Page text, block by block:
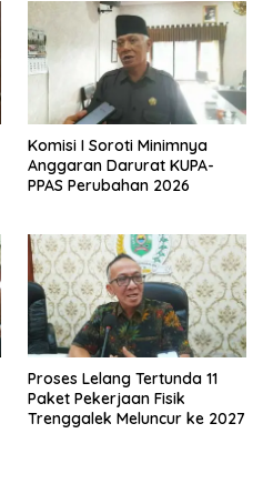
Komisi I Soroti Minimnya
Anggaran Darurat KUPA-
PPAS Perubahan 2026
Proses Lelang Tertunda 11
Paket Pekerjaan Fisik
Trenggalek Meluncur ke 2027